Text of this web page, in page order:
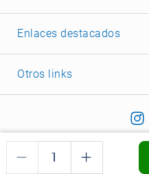
Enlaces destacados
Otros links
©2022 Corona -